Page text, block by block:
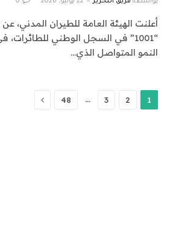
أعلنت الهيئة العامة للطيران المدني،
“1001” في السجل الوطني
النمو المتواصل الذي…
1
2
3
…
48 التالي